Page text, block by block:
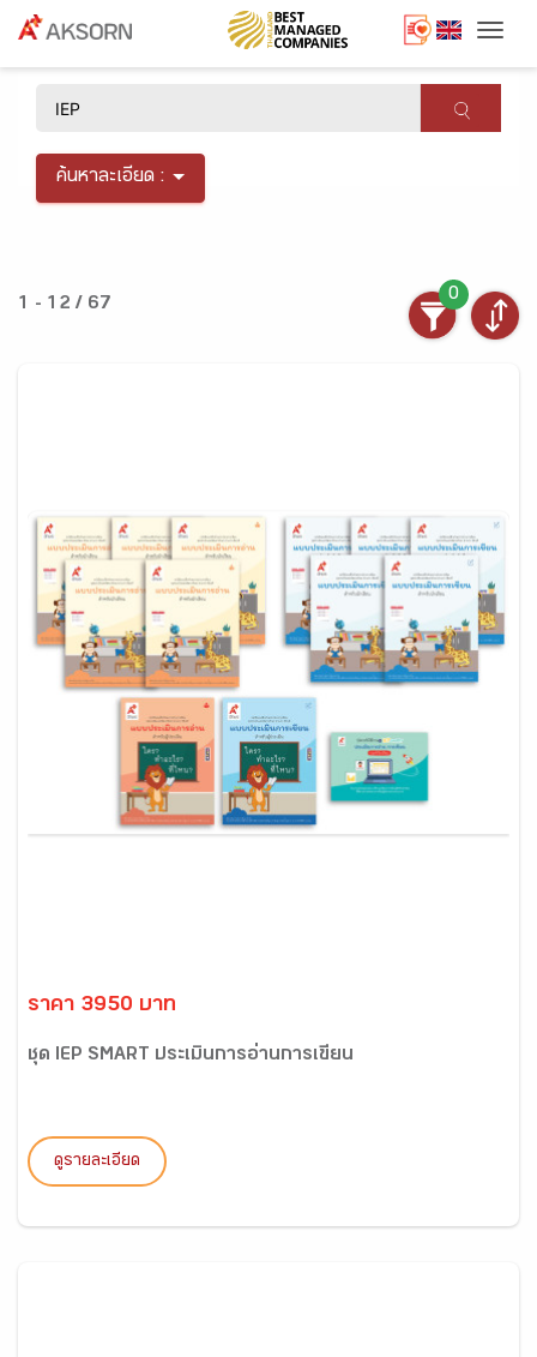
ค้นหาละเอียด :
1 - 12 / 67
0
ราคา 3950 บาท
ชุด IEP SMART ประเมินการอ่านการเขียน
ดูรายละเอียด